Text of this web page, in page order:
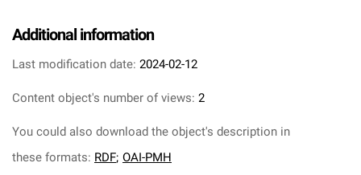
Additional information
Last modification date: 2024-02-12
Content object's number of views: 2
You could also download the object's description in
these formats: RDF; OAI-PMH